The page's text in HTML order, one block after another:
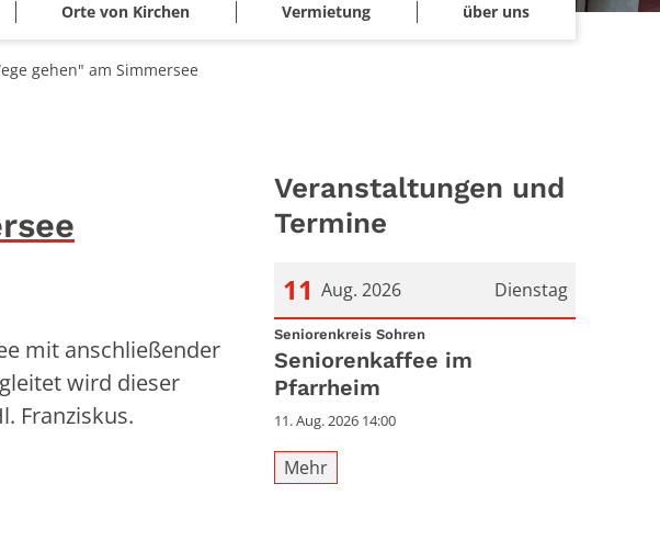
Orte von Kirchen Vermietung über uns
gehen" am Simmersee
mit anschließender
wird dieser
Franziskus.
Veranstaltungen und
Termine
Dienstag
11 Aug. 2026
Datum: 11. August 2026
Seniorenkreis Sohren:
Seniorenkaffee im
Pfarrheim
11. Aug. 2026 14:00
Mehr